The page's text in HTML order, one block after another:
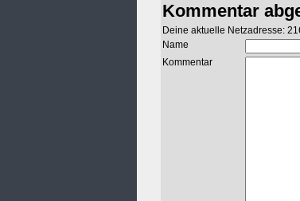
Kommentar
Deine aktuelle Netzadresse:
Name
Kommentar